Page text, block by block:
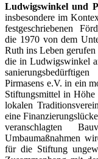
Ludwigswinkel und
insbesondere im
festgeschriebenen
die 1970 von dem
Ruth ins Leben
die in Ludwigswinkel
Pirmasens e.V. in ein
Stiftungs­mittel in
lokalen
eine
veranschlagten
Umbaumaßnahmen
für die Stiftung